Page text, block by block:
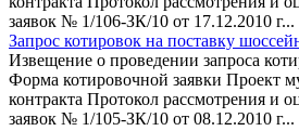
заявок № 1/106-ЗК/10 от 17.12.2010 г...
Запрос котировок на поставку
Извещение о проведении запроса
Форма котировочной заявки Проект
контракта Протокол рассмотрения и
заявок № 1/105-ЗК/10 от 08.12.2010 г...